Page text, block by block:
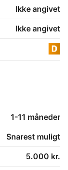
Ikke angivet
Ikke angivet
1-11 måneder
Snarest muligt
5.000 kr.